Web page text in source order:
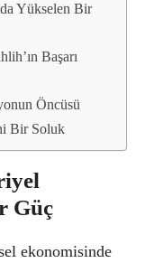
Yükselen Bir
Başarı
Öncüsü
Bir Soluk
Güç
ekonomisinde